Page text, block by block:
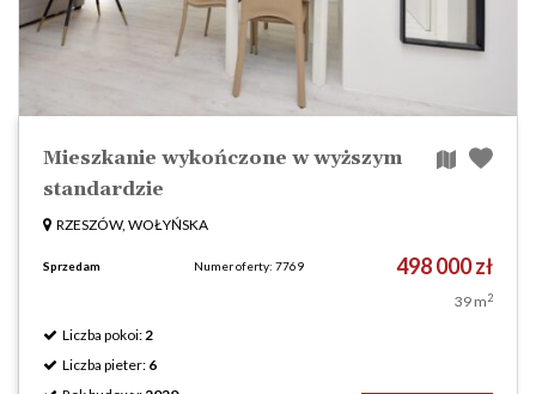
Mieszkanie wykończone w wyższym
standardzie
RZESZÓW, WOŁYŃSKA
Sprzedam Numer oferty: 7769 498 000 zł
39 m2
Liczba pokoi:2
Liczba pieter: 6